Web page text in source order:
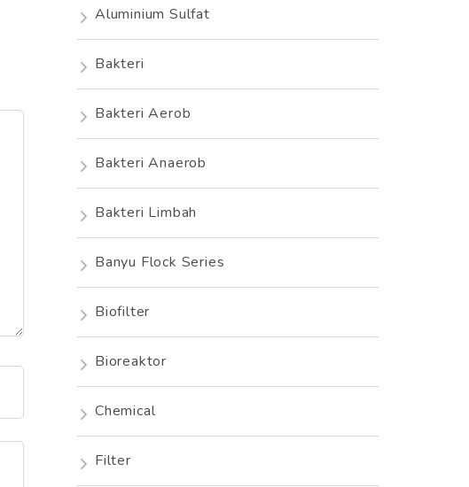
Aluminium Sulfat
Bakteri
Bakteri Aerob
Bakteri Anaerob
Bakteri Limbah
Banyu Flock Series
Biofilter
Bioreaktor
Chemical
Filter